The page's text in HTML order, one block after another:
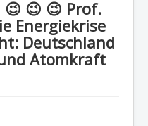
😉 😉 😉 Prof.
Energiekrise
Deutschland
Atomkraft